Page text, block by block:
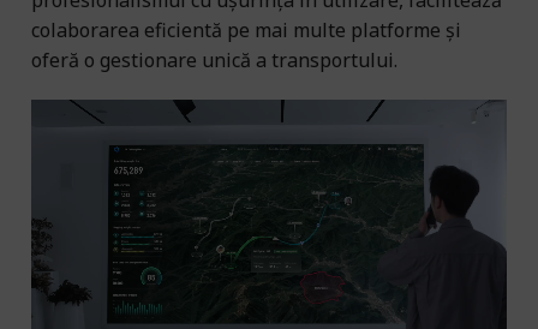
colaborarea eficientă pe mai multe platforme și
oferă o gestionare unică a transportului.